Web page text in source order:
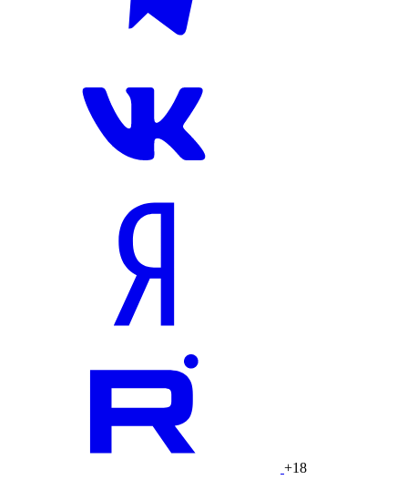
+18